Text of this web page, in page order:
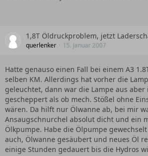
1,8T Öldruckproblem, jetzt
querlenker 15. Januar 2007
Hatte genauso einen Fall bei einem A3
selben KM. Allerdings hat vorher die
geleuchtet, dann war die Lampe aus aber
gescheppert als ob mech. Stößel ohne
wären. Da hilft nur Ölwanne ab, bei mir
Ansaugschnurchel absolut dicht und ein
Ölkpumpe. Habe die Ölpumpe
auch, Ölwanne gesäubert und neues Öl
einige Stunden gedauert bis die Hydros